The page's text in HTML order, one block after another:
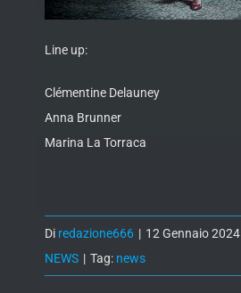
Line up:
Clémentine Delauney
Anna Brunner
Marina La Torraca
Di redazione666 | 12 Gennaio 2024
NEWS | Tag: news